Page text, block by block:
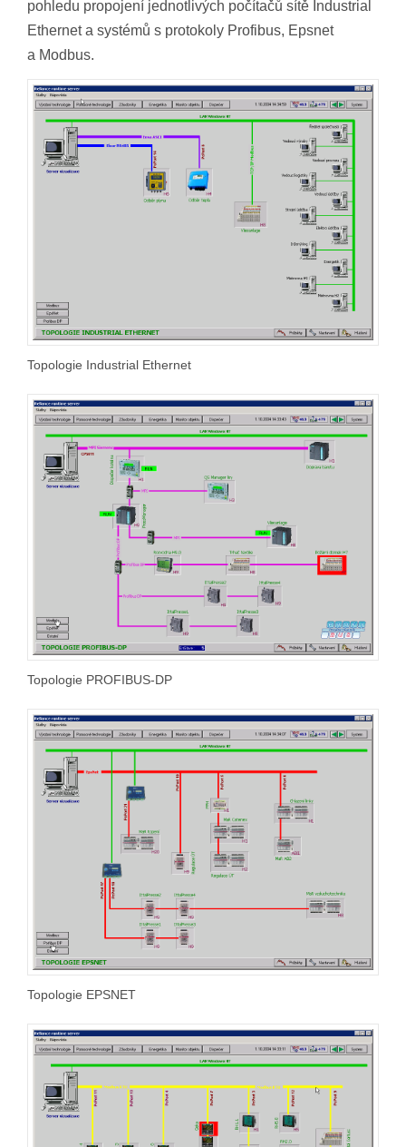
pohledu propojení jednotlivých počítačů sítě Industrial
Ethernet a systémů s protokoly Profibus, Epsnet
a Modbus.
Topologie Industrial Ethernet
Topologie PROFIBUS-DP
Topologie EPSNET